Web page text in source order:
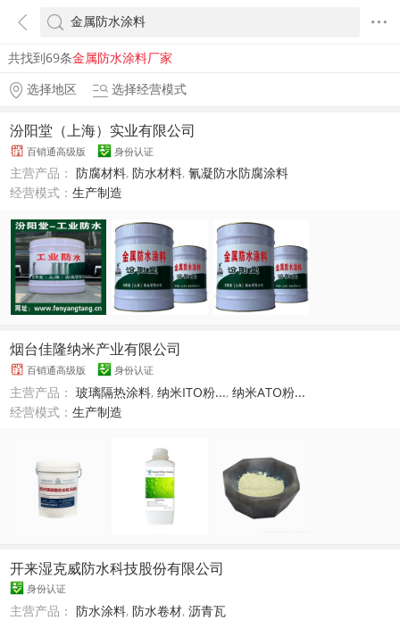
共找到69条金属防水涂料厂家
选择地区
选择经营模式
汾阳堂（上海）实业有限公司
百销通高级版 身份认证
主营产品：防腐材料,防水材料,氰凝防水防腐涂料
经营模式：生产制造
烟台佳隆纳米产业有限公司
百销通高级版 身份认证
主营产品：玻璃隔热涂料,纳米ITO粉...,纳米ATO粉...
经营模式：生产制造
开来湿克威防水科技股份有限公司
身份认证
主营产品：防水涂料,防水卷材,沥青瓦